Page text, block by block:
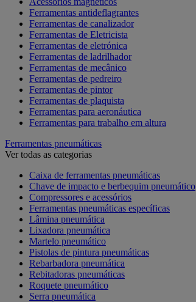
Ferramentas antideflagrantes
Ferramentas de canalizador
Ferramentas de Eletricista
Ferramentas de eletrónica
Ferramentas de ladrilhador
Ferramentas de mecânico
Ferramentas de pedreiro
Ferramentas de pintor
Ferramentas de plaquista
Ferramentas para aeronáutica
Ferramentas para trabalho em altura
Ferramentas pneumáticas
Ver todas as categorias
Caixa de ferramentas pneumáticas
Chave de impacto e berbequim pneumático
Compressores e acessórios
Ferramentas pneumáticas específicas
Lâmina pneumática
Lixadora pneumática
Martelo pneumático
Pistolas de pintura pneumáticas
Rebarbadora pneumática
Rebitadoras pneumáticas
Roquete pneumático
Serra pneumática